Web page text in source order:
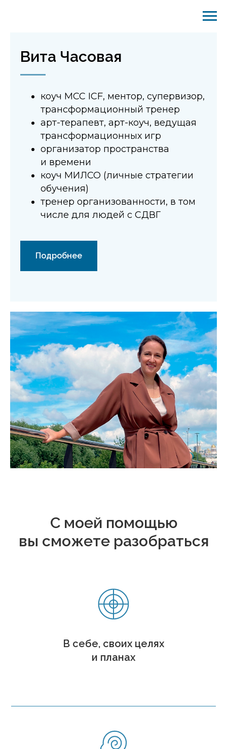
Вита Часовая
коуч MCC ICF, ментор, супервизор,
трансформационный тренер
арт-терапевт, арт-коуч, ведущая
трансформационных игр
организатор пространства
и времени
коуч МИЛСО (личные стратегии
обучения)
тренер организованности, в том
числе для людей с СДВГ
Подробнее
С моей помощью
вы сможете разобраться
В себе, своих целях
и планах